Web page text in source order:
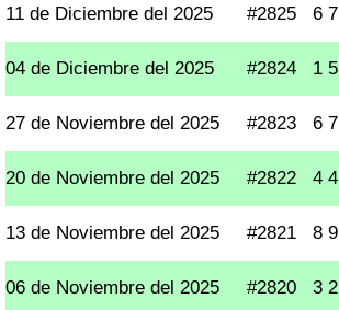
11 de Diciembre del 2025 #2825 6
04 de Diciembre del 2025 #2824 1
27 de Noviembre del 2025 #2823 6
20 de Noviembre del 2025 #2822 4
13 de Noviembre del 2025 #2821 8
06 de Noviembre del 2025 #2820 3